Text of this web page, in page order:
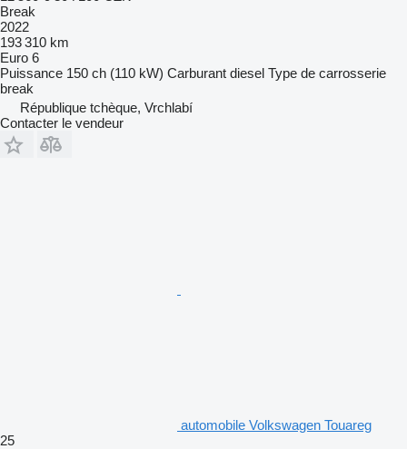
Break
2022
193 310 km
Euro 6
Puissance 150 ch (110 kW) Carburant diesel Type de carrosserie
break
République tchèque, Vrchlabí
Contacter le vendeur
automobile Volkswagen Touareg
25